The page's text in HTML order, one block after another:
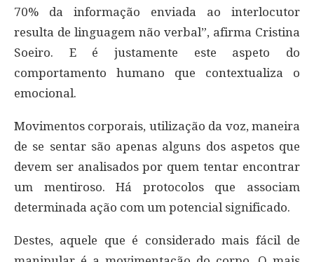
70% da informação enviada ao interlocutor
resulta de linguagem não verbal”, afirma Cristina
Soeiro. E é justamente este aspeto do
comportamento humano que contextualiza o
emocional.
Movimentos corporais, utilização da voz, maneira
de se sentar são apenas alguns dos aspetos que
devem ser analisados por quem tentar encontrar
um mentiroso. Há protocolos que associam
determinada ação com um potencial significado.
Destes, aquele que é considerado mais fácil de